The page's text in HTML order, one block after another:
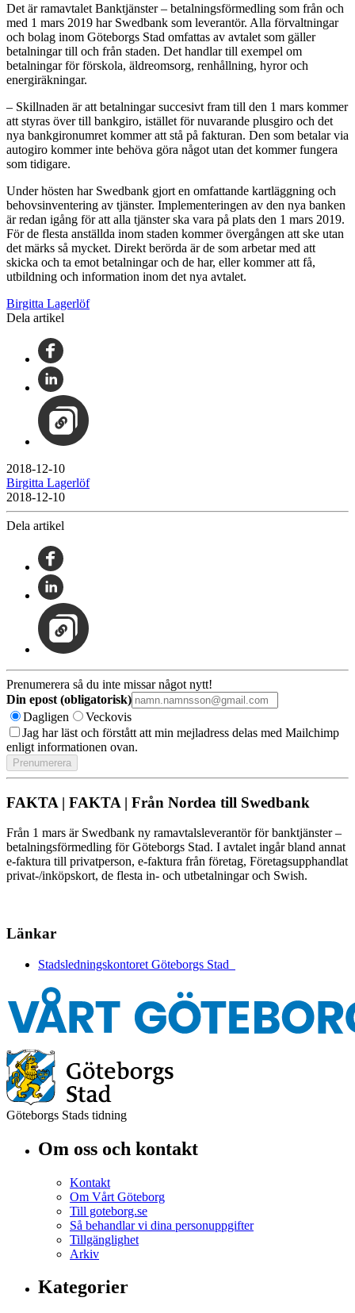
Det är ramavtalet Banktjänster – betalningsförmedling som från och
med 1 mars 2019 har Swedbank som leverantör. Alla förvaltningar
och bolag inom Göteborgs Stad omfattas av avtalet som gäller
betalningar till och från staden. Det handlar till exempel om
betalningar för förskola, äldreomsorg, renhållning, hyror och
energiräkningar.
– Skillnaden är att betalningar succesivt fram till den 1 mars kommer
att styras över till bankgiro, istället för nuvarande plusgiro och det
nya bankgironumret kommer att stå på fakturan. Den som betalar via
autogiro kommer inte behöva göra något utan det kommer fungera
som tidigare.
Under hösten har Swedbank gjort en omfattande kartläggning och
behovsinventering av tjänster. Implementeringen av den nya banken
är redan igång för att alla tjänster ska vara på plats den 1 mars 2019.
För de flesta anställda inom staden kommer övergången att ske utan
det märks så mycket. Direkt berörda är de som arbetar med att
skicka och ta emot betalningar och de har, eller kommer att få,
utbildning och information inom det nya avtalet.
Birgitta Lagerlöf
Dela artikel
2018-12-10
Birgitta Lagerlöf
2018-12-10
Dela artikel
Prenumerera så du inte missar något nytt!
Din epost (obligatorisk)
Dagligen
Veckovis
Jag har läst och förstått att min mejladress delas med Mailchimp
enligt informationen ovan.
FAKTA | FAKTA | Från Nordea till Swedbank
Från 1 mars är Swedbank ny ramavtalsleverantör för banktjänster –
betalningsförmedling för Göteborgs Stad. I avtalet ingår bland annat
e-faktura till privatperson, e-faktura från företag, Företagsupphandlat
privat-/inköpskort, de flesta in- och utbetalningar och Swish.
Länkar
Stadsledningskontoret Göteborgs Stad
Göteborgs Stads tidning
Om oss och kontakt
Kontakt
Om Vårt Göteborg
Till goteborg.se
Så behandlar vi dina personuppgifter
Tillgänglighet
Arkiv
Kategorier